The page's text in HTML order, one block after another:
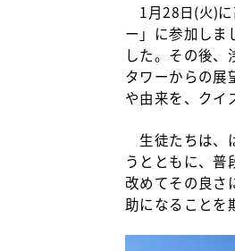
1月28日(火)に
ー」に参加しま
した。その後
タワーからの展
や由来を、クイ
生徒たちは、
うとともに、普
改めてその良さ
助になることを